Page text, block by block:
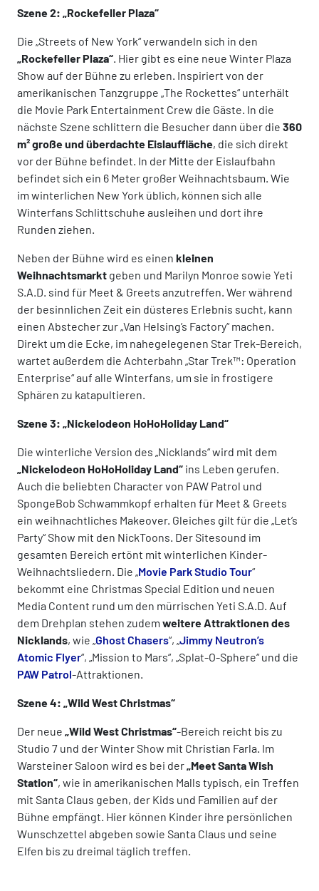
Szene 2: „Rockefeller Plaza“
Die „Streets of New York“ verwandeln sich in den
„Rockefeller Plaza“. Hier gibt es eine neue Winter Plaza
Show auf der Bühne zu erleben. Inspiriert von der
amerikanischen Tanzgruppe „The Rockettes“ unterhält
die Movie Park Entertainment Crew die Gäste. In die
nächste Szene schlittern die Besucher dann über die 360
m² große und überdachte Eislauffläche, die sich direkt
vor der Bühne befindet. In der Mitte der Eislaufbahn
befindet sich ein 6 Meter großer Weihnachtsbaum. Wie
im winterlichen New York üblich, können sich alle
Winterfans Schlittschuhe ausleihen und dort ihre
Runden ziehen.
Neben der Bühne wird es einen kleinen
Weihnachtsmarkt geben und Marilyn Monroe sowie Yeti
S.A.D. sind für Meet & Greets anzutreffen. Wer während
der besinnlichen Zeit ein düsteres Erlebnis sucht, kann
einen Abstecher zur „Van Helsing’s Factory“ machen.
Direkt um die Ecke, im nahegelegenen Star Trek-Bereich,
wartet außerdem die Achterbahn „Star Trek™: Operation
Enterprise“ auf alle Winterfans, um sie in frostigere
Sphären zu katapultieren.
Szene 3: „Nickelodeon HoHoHoliday Land“
Die winterliche Version des „Nicklands“ wird mit dem
„Nickelodeon HoHoHoliday Land“ ins Leben gerufen.
Auch die beliebten Character von PAW Patrol und
SpongeBob Schwammkopf erhalten für Meet & Greets
ein weihnachtliches Makeover. Gleiches gilt für die „Let’s
Party“ Show mit den NickToons. Der Sitesound im
gesamten Bereich ertönt mit winterlichen Kinder-
Weihnachtsliedern. Die „Movie Park Studio Tour“
bekommt eine Christmas Special Edition und neuen
Media Content rund um den mürrischen Yeti S.A.D. Auf
dem Drehplan stehen zudem weitere Attraktionen des
Nicklands, wie „Ghost Chasers“, „Jimmy Neutron’s
Atomic Flyer“, „Mission to Mars“, „Splat-O-Sphere“ und die
PAW Patrol-Attraktionen.
Szene 4: „Wild West Christmas“
Der neue „Wild West Christmas“-Bereich reicht bis zu
Studio 7 und der Winter Show mit Christian Farla. Im
Warsteiner Saloon wird es bei der„Meet Santa Wish
Station“, wie in amerikanischen Malls typisch, ein Treffen
mit Santa Claus geben, der Kids und Familien auf der
Bühne empfängt. Hier können Kinder ihre persönlichen
Wunschzettel abgeben sowie Santa Claus und seine
Elfen bis zu dreimal täglich treffen.